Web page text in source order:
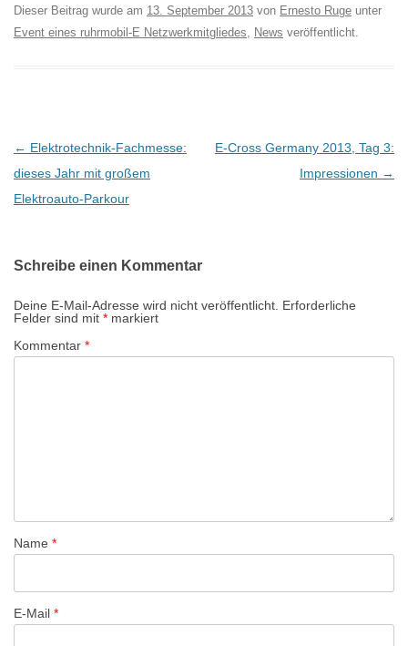
Dieser Beitrag wurde am 13. September 2013 von Ernesto Ruge unter
Event eines ruhrmobil-E Netzwerkmitgliedes
News veröffentlicht.
B
e
i
a
g
s
-
i
n
← Elektrotechnik-Fachmesse:
dieses Jahr mit großem
Elektroauto-Parkour
E-Cross Germany 2013, Tag 3:
Impressionen →
Schreibe einen Kommentar
Deine E-Mail-Adresse wird nicht veröffentlicht. Erforderliche
Felder sind mit * markiert
Kommentar *
Name *
E-Mail *